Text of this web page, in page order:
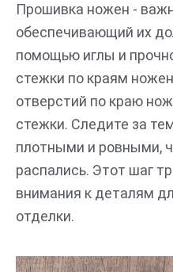
Прошивка ножен -
обеспечивающий их
помощью иглы и
стежки по краям
отверстий по краю
стежки. Следите за
плотными и ровными,
распались. Этот шаг
внимания к деталям
отделки.